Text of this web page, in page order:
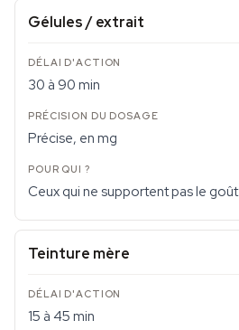
Gélules / extrait
30 à 90 min
Précise, en mg
Ceux qui ne supportent pas le goût
Teinture mère
15 à 45 min